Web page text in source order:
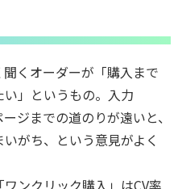
くオーダーが「購入まで
」というもの。入力
ジまでの道のりが遠いと、
がち、という意見がよく
ンクリック購入」はCV率